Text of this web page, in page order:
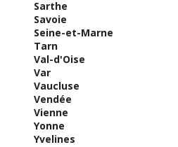
Sarthe
Savoie
Seine-et-Marne
Tarn
Val-d'Oise
Var
Vaucluse
Vendée
Vienne
Yonne
Yvelines